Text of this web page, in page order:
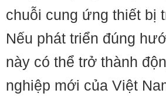
chuỗi cung ứng thiết bị
Nếu phát triển đúng
này có thể trở thành
nghiệp mới của Việt